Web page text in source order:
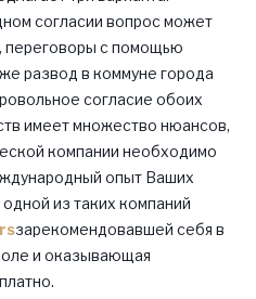
согласии вопрос может
переговоры с помощью
развод в коммуне города
согласие обоих
имеет множество нюансов,
компании необходимо
опыт Ваших
из таких компаний
зарекомендовавшей себя в
и оказывающая